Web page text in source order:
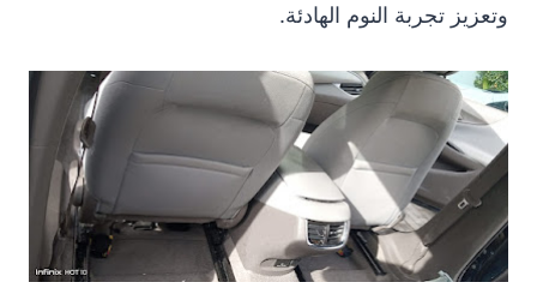
وتعزيز تجربة النوم الهادئة.